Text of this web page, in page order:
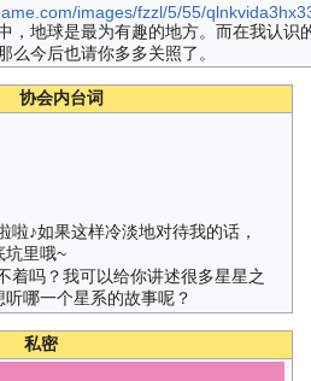
images/fzzl/5/55/
，地球是最为有趣的地方。而在我认识
么今后也请你多多关照了。
协会内台词
♪如果这样冷淡地对待我的话，
坑里哦~
着吗？我可以给你讲述很多星星之
哪一个星系的故事呢？
私密